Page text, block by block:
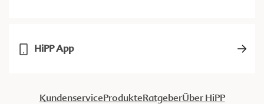
HiPP App
KundenserviceProdukteRatgeberÜber HiPP